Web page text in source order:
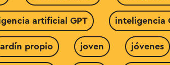
artificial GPT inteligencia
propio joven jóvenes